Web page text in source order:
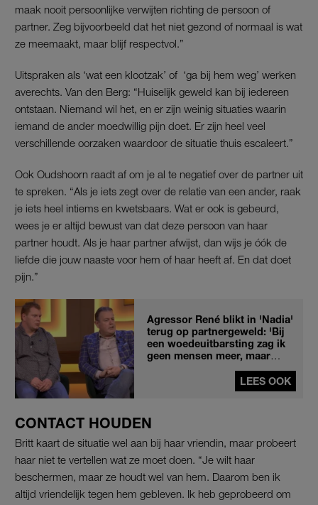
maak nooit persoonlijke verwijten richting de persoon of
partner. Zeg bijvoorbeeld dat het niet gezond of normaal is wat
ze meemaakt, maar blijf respectvol.”
Uitspraken als ‘wat een klootzak’ of ‘ga bij hem weg’ werken
averechts. Van den Berg: “Huiselijk geweld kan bij iedereen
ontstaan. Niemand wil het, en er zijn weinig situaties waarin
iemand de ander moedwillig pijn doet. Er zijn heel veel
verschillende oorzaken waardoor de situatie thuis escaleert.”
Ook Oudshoorn raadt af om je al te negatief over de partner uit
te spreken. “Als je iets zegt over de relatie van een ander, raak
je iets heel intiems en kwetsbaars. Wat er ook is gebeurd,
wees je er altijd bewust van dat deze persoon van haar
partner houdt. Als je haar partner afwijst, dan wijs je óók de
liefde die jouw naaste voor hem of haar heeft af. En dat doet
pijn.”
Agressor René blikt in 'Nadia'
terug op partnergeweld: 'Bij
een woedeuitbarsting zag ik
geen mensen meer, maar
LEES OOK
CONTACT HOUDEN
Britt kaart de situatie wel aan bij haar vriendin, maar probeert
haar niet te vertellen wat ze moet doen. “Je wilt haar
beschermen, maar ze houdt wel van hem. Daarom ben ik
altijd vriendelijk tegen hem gebleven. Ik heb geprobeerd om